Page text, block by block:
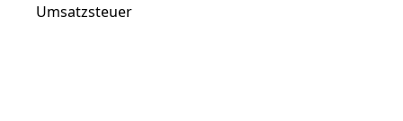
Umsatzsteuer